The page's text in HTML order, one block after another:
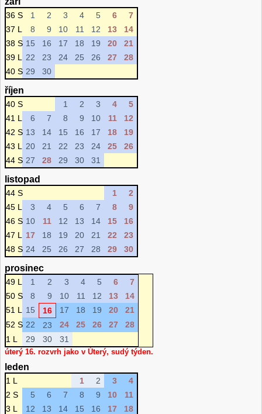
36 S 1 2 3 4 5 6
7
37 L
8 9 10 11 12 13
14
38 S 15 16 17 18 19 20
21
39 L
22 23 24 25 26 27
28
40 S 29 30
říjen
40 S 1 2 3 4
5
41 L
6 7 8 9 10 11
12
42 S 13 14 15 16 17 18
19
43 L
20 21 22 23 24 25
26
44 S 27 28 29 30 31
listopad
44 S 1
2
45 L
3 4 5 6 7 8
9
46 S 10 11 12 13 14 15
16
47 L
17 18 19 20 21 22
23
48 S 24 25 26 27 28 29 30
prosinec
49 L 1 2 3 4 5 6
7
50 S
8 9 10 11 12 13
14
51 L
15 16 17 18 19 20
21
52 S 22 23 24 25 26 27
28
1 L
29 30 31
úterý 16. rozvrh jako v Úterý, sudý týden.
leden
1 L 1 2 3
4
2 S
5 6 7 8 9 10
11
3 L
12 13 14 15 16 17
18